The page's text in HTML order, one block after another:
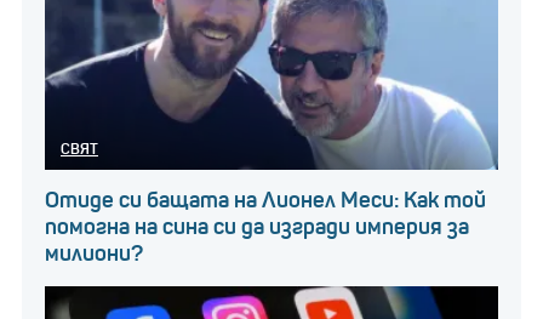
СВЯТ
Отиде си бащата на Лионел Меси: Как той
помогна на сина си да изгради империя за
милиони?